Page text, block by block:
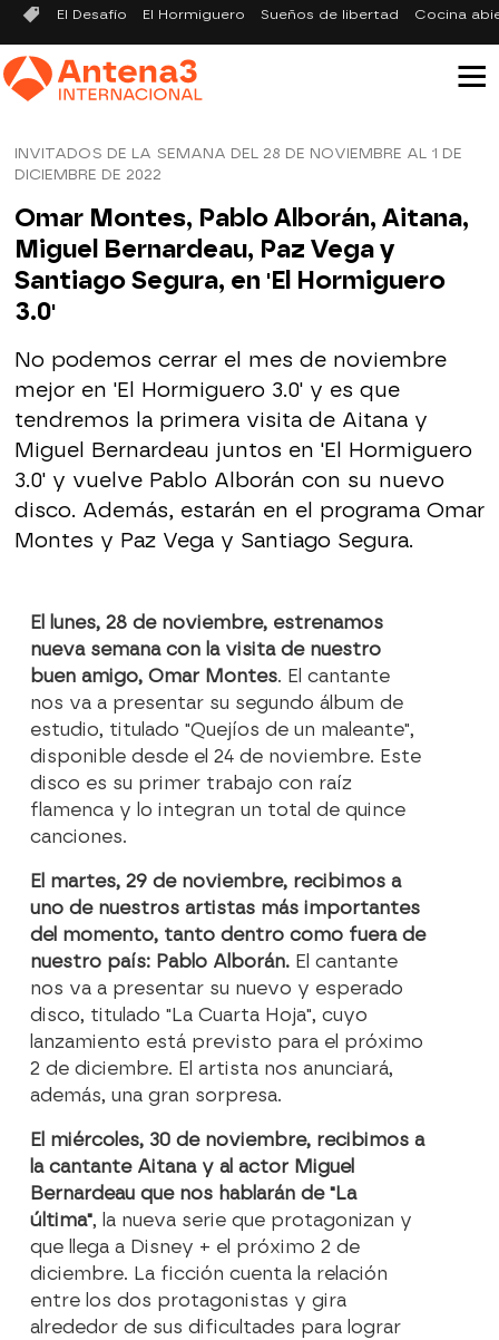
El Desafío El Hormiguero Sueños de libertad Cocina
INVITADOS DE LA SEMANA DEL 28 DE NOVIEMBRE AL 1 DE
DICIEMBRE DE 2022
Omar Montes, Pablo Alborán, Aitana,
Miguel Bernardeau, Paz Vega y
Santiago Segura, en 'El Hormiguero
3.0'
No podemos cerrar el mes de noviembre
mejor en 'El Hormiguero 3.0' y es que
tendremos la primera visita de Aitana y
Miguel Bernardeau juntos en 'El Hormiguero
3.0' y vuelve Pablo Alborán con su nuevo
disco. Además, estarán en el programa Omar
Montes y Paz Vega y Santiago Segura.
El lunes, 28 de noviembre, estrenamos
nueva semana con la visita de nuestro
buen amigo, Omar Montes. El cantante
nos va a presentar su segundo álbum de
estudio, titulado "Quejíos de un maleante",
disponible desde el 24 de noviembre. Este
disco es su primer trabajo con raíz
flamenca y lo integran un total de quince
canciones.
El martes, 29 de noviembre, recibimos a
uno de nuestros artistas más importantes
del momento, tanto dentro como fuera de
nuestro país: Pablo Alborán. El cantante
nos va a presentar su nuevo y esperado
disco, titulado "La Cuarta Hoja", cuyo
lanzamiento está previsto para el próximo
2 de diciembre. El artista nos anunciará,
además, una gran sorpresa.
El miércoles, 30 de noviembre, recibimos a
la cantante Aitana y al actor Miguel
Bernardeau que nos hablarán de "La
última", la nueva serie que protagonizan y
que llega a Disney + el próximo 2 de
diciembre. La ficción cuenta la relación
entre los dos protagonistas y gira
alrededor de sus dificultades para lograr